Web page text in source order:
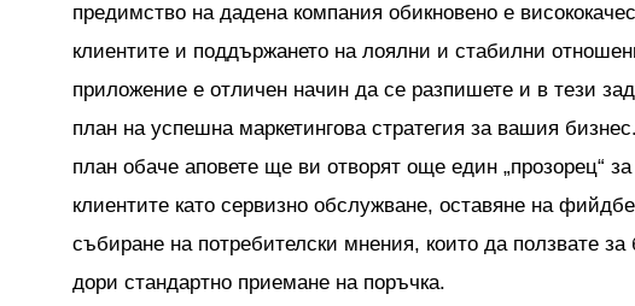
предимство на дадена компания обикновено е
клиентите и поддържането на лоялни и стабилни
приложение е отличен начин да се разпишете и в тези
план на успешна маркетингова стратегия за вашия
план обаче аповете ще ви отворят още един „прозорец“
клиентите като сервизно обслужване, оставяне на
събиране на потребителски мнения, които да ползвате
дори стандартно приемане на поръчка.